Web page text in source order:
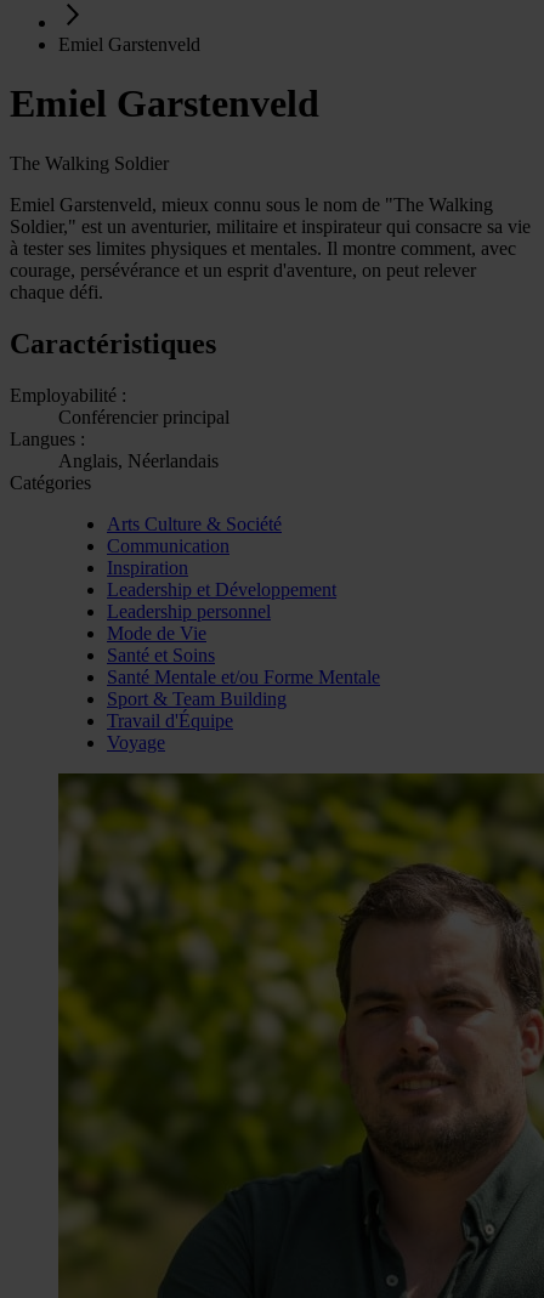
Emiel Garstenveld
Emiel Garstenveld
The Walking Soldier
Emiel Garstenveld, mieux connu sous le nom de "The Walking
Soldier," est un aventurier, militaire et inspirateur qui consacre sa vie
à tester ses limites physiques et mentales. Il montre comment, avec
courage, persévérance et un esprit d'aventure, on peut relever
chaque défi.
Caractéristiques
Employabilité :
Conférencier principal
Langues :
Anglais, Néerlandais
Catégories
Arts Culture & Société
Communication
Inspiration
Leadership et Développement
Leadership personnel
Mode de Vie
Santé et Soins
Santé Mentale et/ou Forme Mentale
Sport & Team Building
Travail d'Équipe
Voyage